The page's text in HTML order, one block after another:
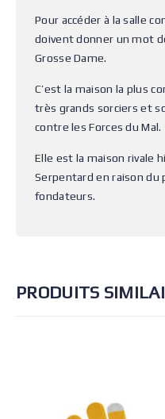
Pour accéder à la salle
doivent donner un mot
Grosse Dame.
C’est la maison la plus
très grands sorciers et
contre les Forces du Mal.
Elle est la maison rivale
Serpentard en raison du
fondateurs.
PRODUITS